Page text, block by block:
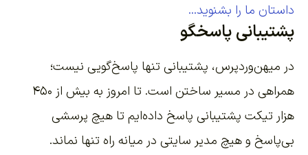
داستان ما را بشنوید...
پشتیبانی پاسخگو
در میهن‌وردپرس، پشتیبانی تنها پاسخ‌گویی نیست؛
همراهی در مسیر ساختن است. تا امروز به بیش از ۴۵۰
هزار تیکت پشتیبانی پاسخ داده‌ایم تا هیچ پرسشی
بی‌پاسخ و هیچ مدیر سایتی در میانه راه تنها نماند.